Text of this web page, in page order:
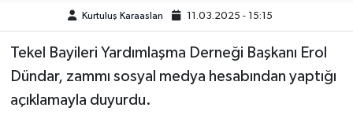
Kurtuluş Karaaslan 11.03.2025 - 15:15
Tekel Bayileri Yardımlaşma Derneği Başkanı Erol
Dündar, zammı sosyal medya hesabından yaptığı
açıklamayla duyurdu.
KEŞFET
POPÜLER
DÜNYA